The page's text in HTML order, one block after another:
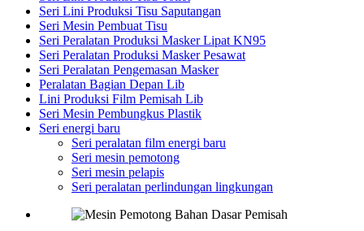
Seri Lini Produksi Tisu Saputangan
Seri Mesin Pembuat Tisu
Seri Peralatan Produksi Masker Lipat KN95
Seri Peralatan Produksi Masker Pesawat
Seri Peralatan Pengemasan Masker
Peralatan Bagian Depan Lib
Lini Produksi Film Pemisah Lib
Seri Mesin Pembungkus Plastik
Seri energi baru
Seri peralatan film energi baru
Seri mesin pemotong
Seri mesin pelapis
Seri peralatan perlindungan lingkungan